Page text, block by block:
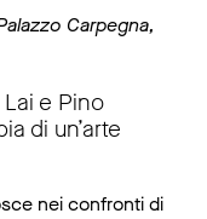
Carpegna,
e Pino
di un’arte
nei confronti di